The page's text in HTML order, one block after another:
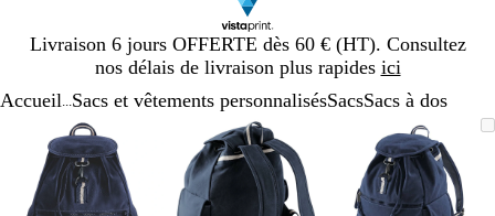
Livraison 6 jours OFFERTE dès 60 € (HT). Consultez
nos délais de livraison plus rapides ici
Diapositive
1
Accueil Sacs et vêtements personnalisésSacsSacs à dos
Image
zoomable
Zoom
au
minimum
Cliquez
pour
développer
Utilisez
les
touches
plus
Image
zoomable
Zoom
au
minimum
Cliquez
pour
développer
Utilisez
les
touches
plus
Image
zoomable
Zoom
au
minimum
Cliquez
pour
Utilisez
les
touches
plus
Diapositive